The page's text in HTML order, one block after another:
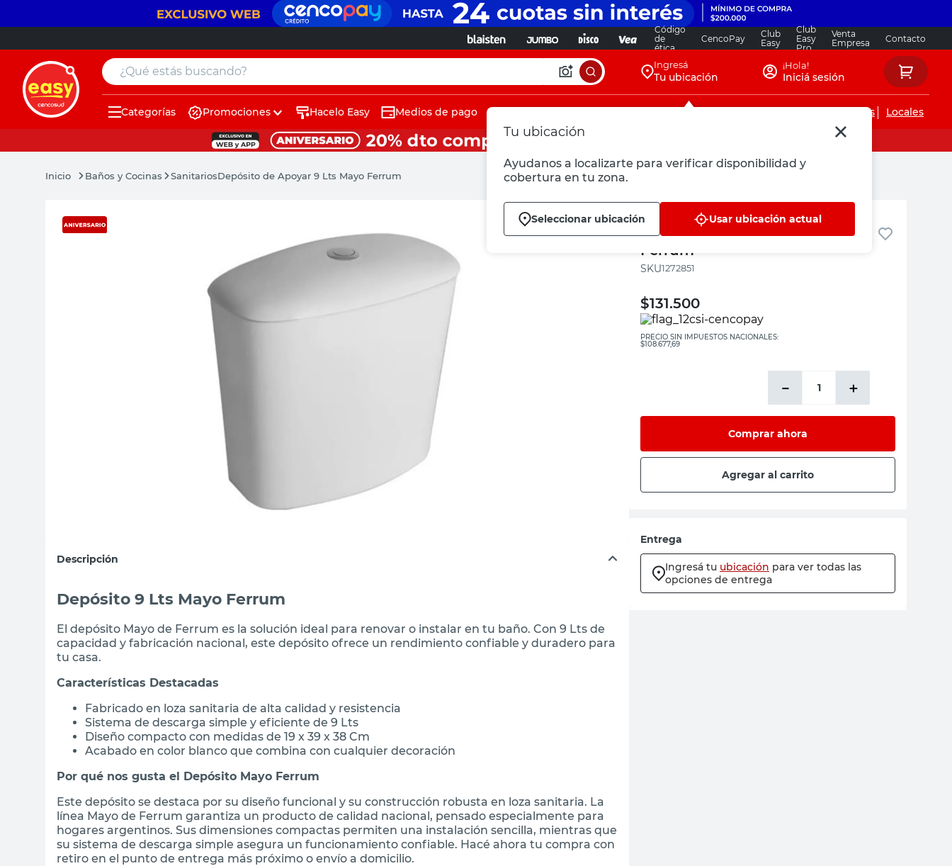
Código
de
ética
CencoPay
Club
Easy
Club
Easy
Pro
Venta
Empresa
Contacto
¿Qué estás buscando? Ingresá
Tu ubicación
Tu ubicación
Ayudanos a localizarte para verificar disponibilidad y
cobertura en tu zona.
Seleccionar ubicación Usar ubicación actual
¡Hola!
Iniciá sesión
Categorías Promociones Hacelo Easy Medios de pago Servicios de instalaciones Locales
Baños y Cocinas SanitariosDepósito de Apoyar 9 Lts Mayo Ferrum
Descripción
Depósito 9 Lts Mayo Ferrum
El depósito Mayo de Ferrum es la solución ideal para renovar o instalar en tu baño. Con 9 Lts de
capacidad y fabricación nacional, este depósito ofrece un rendimiento confiable y duradero para
tu casa.
Características Destacadas
Fabricado en loza sanitaria de alta calidad y resistencia
Sistema de descarga simple y eficiente de 9 Lts
Diseño compacto con medidas de 19 x 39 x 38 Cm
Acabado en color blanco que combina con cualquier decoración
Por qué nos gusta el Depósito Mayo Ferrum
Este depósito se destaca por su diseño funcional y su construcción robusta en loza sanitaria. La
línea Mayo de Ferrum garantiza un producto de calidad nacional, pensado especialmente para
hogares argentinos. Sus dimensiones compactas permiten una instalación sencilla, mientras que
su sistema de descarga simple asegura un funcionamiento confiable. Hacé ahora tu compra con
retiro en el punto de entrega más próximo o envío a domicilio.
Ferrum
Depósito de Apoyar 9 Lts Mayo
Ferrum
:1272851
$131.500
PRECIO SIN IMPUESTOS NACIONALES:
$108.677,69
＋
－
Comprar ahora
Agregar al carrito
Entrega
Ingresá tu ubicación para ver todas las
opciones de entrega
muebles